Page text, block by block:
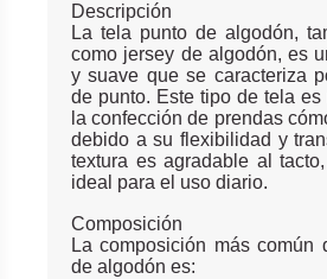
Descripción
La tela punto de algodón,
como jersey de algodón, es
y suave que se caracteriza
de punto. Este tipo de tela es
la confección de prendas
debido a su flexibilidad y
textura es agradable al
ideal para el uso diario.
Composición
La composición más común
de algodón es: